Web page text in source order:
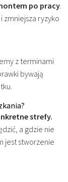
po pracy.
zmniejsza ryzyko
z terminami
bywają
strefy.
a gdzie nie
jest stworzenie